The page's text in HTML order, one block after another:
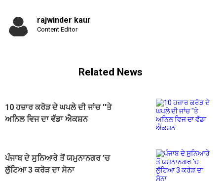
rajwinder kaur
Content Editor
Related News
10 ਹਜ਼ਾਰ ਕਰੋੜ ਦੇ ਘਪਲੇ ਦੀ ਜਾਂਚ ''ਤੇ
ਅਨਿਲ ਵਿਜ ਦਾ ਵੱਡਾ ਐਕਸ਼ਨ
ਪੰਜਾਬ ਦੇ ਸੁਨਿਆਰੇ ਤੋਂ ਯਮੁਨਾਨਗਰ ’ਚ
ਲੁੱਟਿਆ 3 ਕਰੋੜ ਦਾ ਸੋਨਾ